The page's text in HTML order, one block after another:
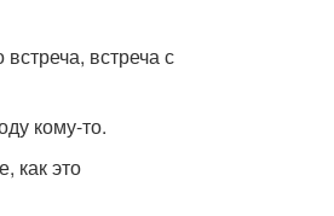
встреча с
кому-то.
как это